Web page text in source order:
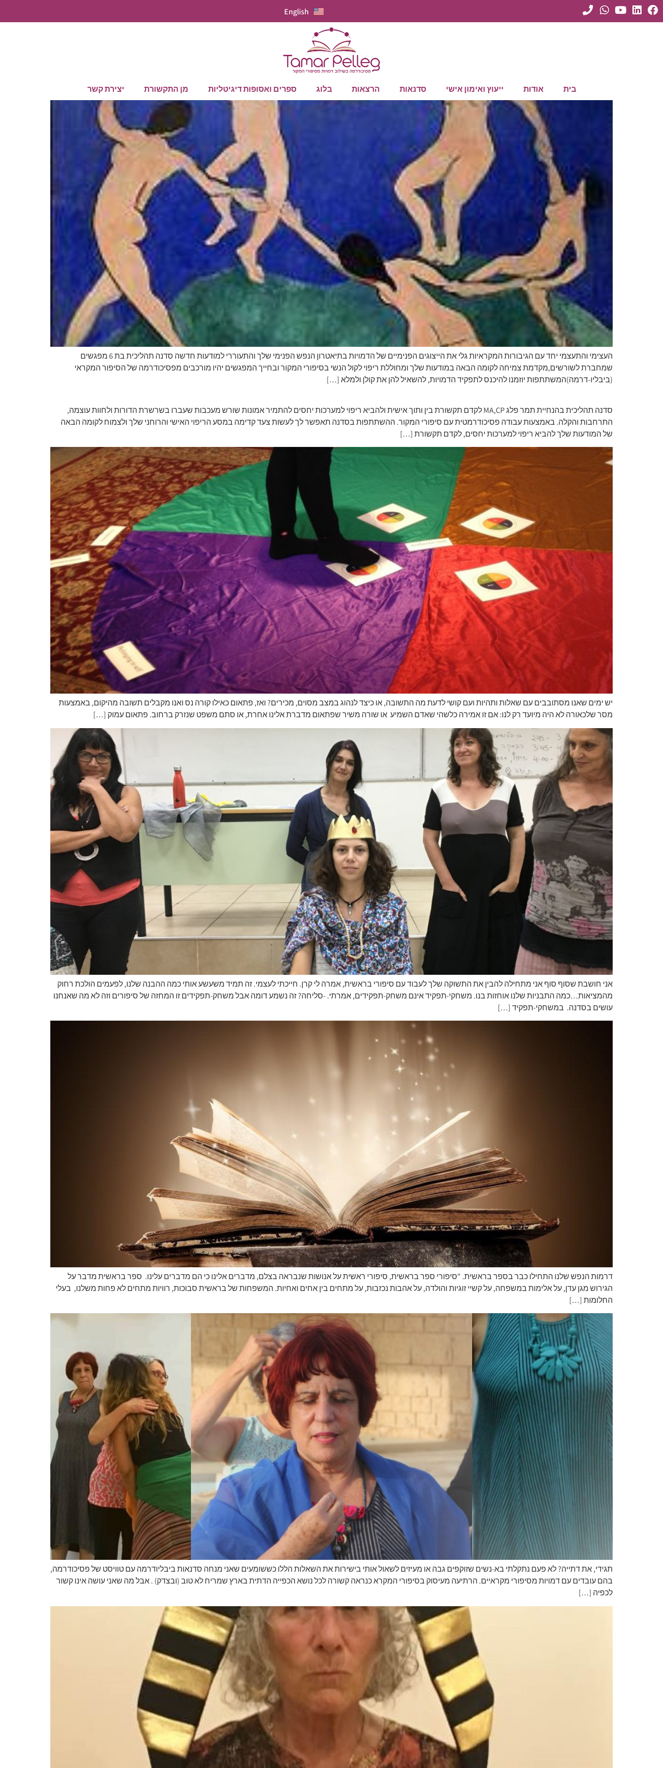
English
בית אודות ייעוץ ואימון אישי סדנאות הרצאות בלוג ספרים ואסופות דיגיטליות מן התקשורת יצירת קשר
העצימי והתעצמי יחד עם הגיבורות המקראיות גלי את הייצוגים הפנימיים של הדמויות בתיאטרון הנפש הפנימי שלך והתעוררי למודעות חדשה סדנה תהליכית בת 6 מפגשים
שמחברת לשורשים,מקדמת צמיחה לקומה הבאה במודעות שלך ומחוללת ריפוי לקול הנשי בסיפורי המקור ובחייך המפגשים יהיו מורכבים מפסיכודרמה של הסיפור המקראי
(ביבליו-דרמה)המשתתפות יוזמנו להיכנס לתפקיד הדמויות, להשאיל להן את קולן ולמלא […]
סדנה תהליכית בהנחיית תמר פלג MA,CP לקדם תקשורת בין ותוך אישית ולהביא ריפוי למערכות יחסים להתמיר אמונות שורש מעכבות שעברו בשרשרת הדורות ולחוות עוצמה,
התרחבות והקלה. באמצעות עבודה פסיכודרמטית עם סיפורי המקור. ההשתתפות בסדנה תאפשר לך לעשות צעד קדימה במסע הריפוי האישי והרוחני שלך ולצמוח לקומה הבאה
של המודעות שלך להביא ריפוי למערכות יחסים, לקדם תקשורת […]
יש ימים שאנו מסתובבים עם שאלות ותהיות ועם קושי לדעת מה התשובה, או כיצד לנהוג במצב מסוים, מכירים? ואז, פתאום כאילו קורה נס ואנו מקבלים תשובה מהיקום, באמצעות
מסר שלכאורה לא היה מיועד רק לנו: אם זו אמירה כלשהי שאדם השמיע או שורה משיר שפתאום מדברת אלינו אחרת, או סתם משפט שנזרק ברחוב. פתאום עמוק […]
אני חושבת שסוף סוף אני מתחילה להבין את התשוקה שלך לעבוד עם סיפורי בראשית, אמרה לי קרן. חייכתי לעצמי. זה תמיד משעשע אותי כמה ההבנה שלנו, לפעמים הולכת רחוק
מהמציאות…כמה התבניות שלנו אוחזות בנו. משחקי-תפקיד אינם משחק-תפקידים, אמרתי. -סליחה? זה נשמע דומה אבל משחק-תפקידים זו המחזה של סיפורים וזה לא מה שאנחנו
עושים בסדנה. במשחקי-תפקיד […]
דרמות הנפש שלנו התחילו כבר בספר בראשית. "סיפורי ספר בראשית, סיפורי ראשית על אנושות שנבראה בצלם, מדברים אלינו כי הם מדברים עלינו. ספר בראשית מדבר על
הגירוש מגן עדן, על אלימות במשפחה, על קשיי זוגיות והולדה, על אהבות נכזבות, על מתחים בין אחים ואחיות. המשפחות של בראשית סבוכות, רוויות מתחים לא פחות משלנו, בעלי
החלומות […]
תגידי, את דתייה? לא פעם נתקלתי בא-נשים שזוקפים גבה או מעיזים לשאול אותי בישירות את השאלות הללו כששומעים שאני מנחה סדנאות ביבליודרמה עם טוויסט של פסיכודרמה,
בהם עובדים עם דמויות מסיפורי מקראיים. הרתיעה מעיסוק בסיפורי המקרא כנראה קשורה לכל נושא הכפייה הדתית בארץ שמריח לא טוב (ובצדק) . אבל מה שאני עושה אינו קשור
לכפיה […]